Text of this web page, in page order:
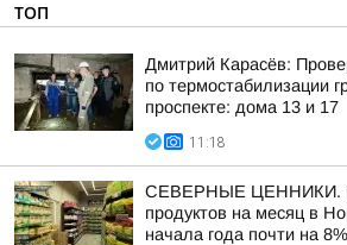
ТОП
Дмитрий Карасёв:
по термостабилизации
проспекте: дома 13 и 17
11:18
СЕВЕРНЫЕ ЦЕННИКИ.
продуктов на месяц в
начала года почти на